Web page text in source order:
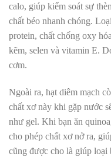
calo, giúp kiểm soát sự
chất béo nhanh chóng.
protein, chất chống oxy
kẽm, selen và vitamin E.
cơm.
Ngoài ra, hạt diêm mạch
chất xơ này khi gặp nước
như gel. Khi bạn ăn
cho phép chất xơ nở ra,
cũng được cho là giúp loại